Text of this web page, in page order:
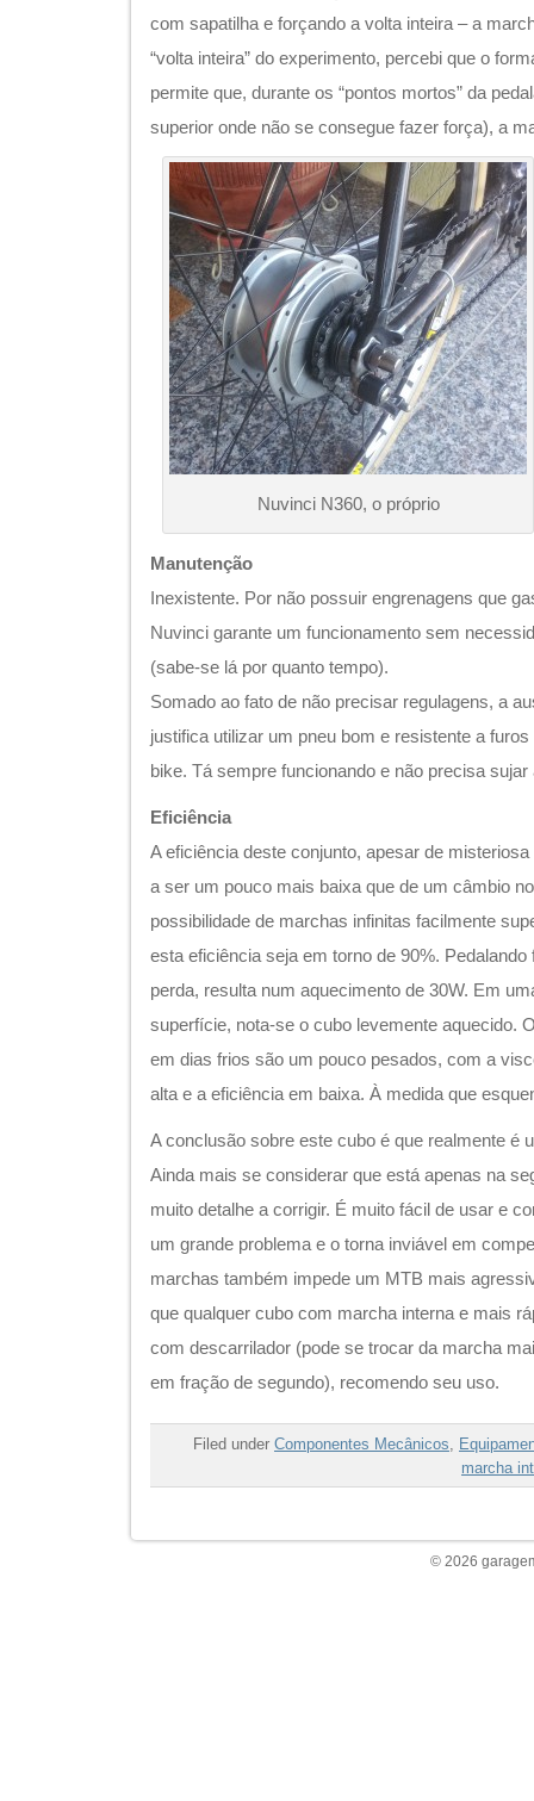
com sapatilha e forçando a volta inteira – a
“volta inteira” do experimento, percebi que o
permite que, durante os “pontos mortos” da
superior onde não se consegue fazer força), a
Nuvinci N360, o próprio
Manutenção
Inexistente. Por não possuir engrenagens que
Nuvinci garante um funcionamento sem
(sabe-se lá por quanto tempo).
Somado ao fato de não precisar regulagens, a
justifica utilizar um pneu bom e resistente a furos
bike. Tá sempre funcionando e não precisa
Eficiência
A eficiência deste conjunto, apesar de
a ser um pouco mais baixa que de um câmbio
possibilidade de marchas infinitas facilmente
esta eficiência seja em torno de 90%.
perda, resulta num aquecimento de 30W. Em
superfície, nota-se o cubo levemente aquecido.
em dias frios são um pouco pesados, com a
alta e a eficiência em baixa. À medida que
A conclusão sobre este cubo é que realmente é
Ainda mais se considerar que está apenas na
muito detalhe a corrigir. É muito fácil de usar e
um grande problema e o torna inviável em
marchas também impede um MTB mais
que qualquer cubo com marcha interna e mais
com descarrilador (pode se trocar da marcha
em fração de segundo), recomendo seu uso.
Filed under Componentes Mecânicos,
marcha
© 2026